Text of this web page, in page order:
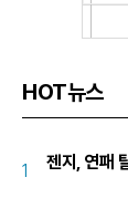
HOT뉴스
1 젠지, 연패